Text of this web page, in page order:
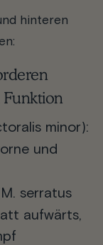
hinteren
minor):
und
serratus
aufwärts,